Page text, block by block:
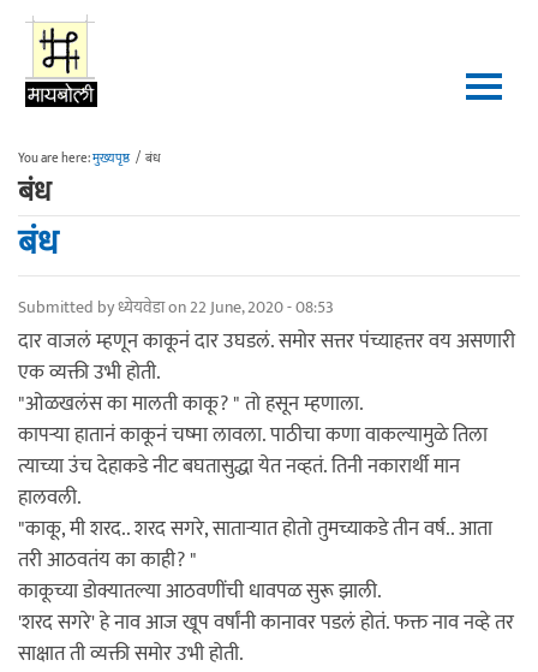
Skip to main content
You are here:मुख्यपृष्ठ / बंध
बंध
बंध
Submitted byध्येयवेडाon 22 June, 2020 - 08:53
दार वाजलं म्हणून काकूनं दार उघडलं. समोर सत्तर पंच्याहत्तर वय असणारी
एक व्यक्ती उभी होती.
"ओळखलंस का मालती काकू? " तो हसून म्हणाला.
कापऱ्या हातानं काकूनं चष्मा लावला. पाठीचा कणा वाकल्यामुळे तिला
त्याच्या उंच देहाकडे नीट बघतासुद्धा येत नव्हतं. तिनी नकारार्थी मान
हालवली.
"काकू, मी शरद.. शरद सगरे, साताऱ्यात होतो तुमच्याकडे तीन वर्ष.. आता
तरी आठवतंय का काही? "
काकूच्या डोक्यातल्या आठवणींची धावपळ सुरू झाली.
'शरद सगरे' हे नाव आज खूप वर्षांनी कानावर पडलं होतं. फक्त नाव नव्हे तर
साक्षात ती व्यक्ती समोर उभी होती.